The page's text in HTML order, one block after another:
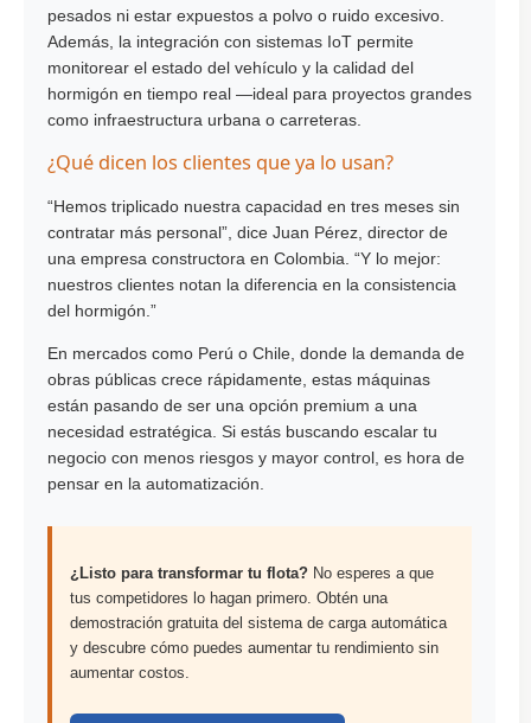
pesados ni estar expuestos a polvo o ruido excesivo.
Además, la integración con sistemas IoT permite
monitorear el estado del vehículo y la calidad del
hormigón en tiempo real —ideal para proyectos grandes
como infraestructura urbana o carreteras.
¿Qué dicen los clientes que ya lo usan?
“Hemos triplicado nuestra capacidad en tres meses sin
contratar más personal”, dice Juan Pérez, director de
una empresa constructora en Colombia. “Y lo mejor:
nuestros clientes notan la diferencia en la consistencia
del hormigón.”
En mercados como Perú o Chile, donde la demanda de
obras públicas crece rápidamente, estas máquinas
están pasando de ser una opción premium a una
necesidad estratégica. Si estás buscando escalar tu
negocio con menos riesgos y mayor control, es hora de
pensar en la automatización.
¿Listo para transformar tu flota? No esperes a que
tus competidores lo hagan primero. Obtén una
demostración gratuita del sistema de carga automática
y descubre cómo puedes aumentar tu rendimiento sin
aumentar costos.